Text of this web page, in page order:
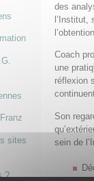
sites
?
des
Coach
une
réflexion
Son
sein de